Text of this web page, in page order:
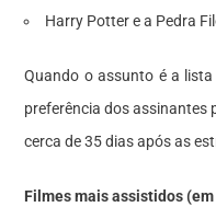
Harry Potter e a Pedra
Quando o assunto é a
preferência dos assinantes
cerca de 35 dias após as
Filmes mais assistidos